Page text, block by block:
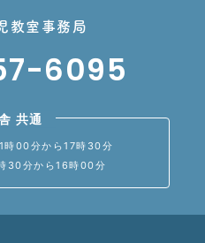
教室事務局
6095
共通
時00分から17時30分
30分から16時00分